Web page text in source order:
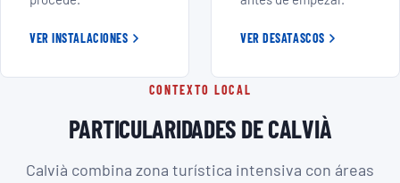
VER INSTALACIONES VER DESATASCOS
CONTEXTO LOCAL
PARTICULARIDADES DE CALVIÀ
Calvià combina zona turística intensiva con áreas